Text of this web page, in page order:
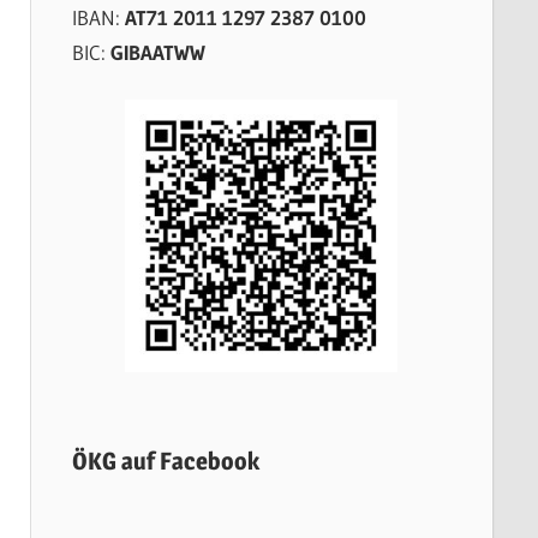
IBAN: AT71 2011 1297 2387 0100
BIC: GIBAATWW
ÖKG auf Facebook